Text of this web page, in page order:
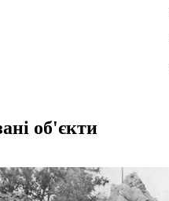
об'єкти